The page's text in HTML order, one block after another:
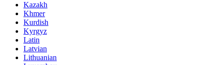
Kazakh
Khmer
Kurdish
Kyrgyz
Latin
Latvian
Lithuanian